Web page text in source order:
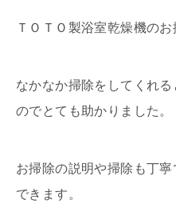
ＴＯＴＯ製浴室乾燥機の
なかなか掃除をしてくれ
のでとても助かりました。
お掃除の説明や掃除も丁
できます。